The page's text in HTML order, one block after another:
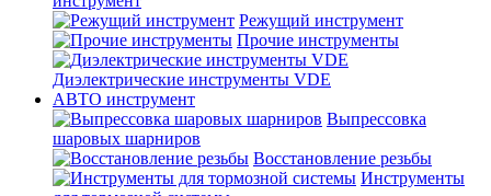
Режущий инструмент
Прочие инструменты
Диэлектрические инструменты VDE
АВТО инструмент
Выпрессовка
шаровых шарниров
Восстановление резьбы
Инструменты